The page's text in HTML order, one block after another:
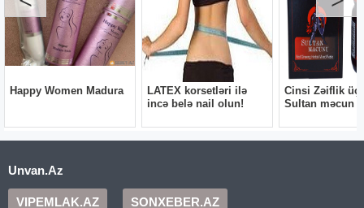
Unvan.Az
VIPEMLAK.AZ SONXEBER.AZ